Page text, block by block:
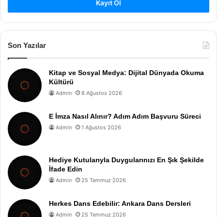
Kayıt Ol
Son Yazılar
Kitap ve Sosyal Medya: Dijital Dünyada Okuma
Kültürü
Admin 8 Ağustos 2026
E İmza Nasıl Alınır? Adım Adım Başvuru Süreci
Admin 1 Ağustos 2026
Hediye Kutularıyla Duygularınızı En Şık Şekilde
İfade Edin
Admin 25 Temmuz 2026
Herkes Dans Edebilir: Ankara Dans Dersleri
Admin 25 Temmuz 2026